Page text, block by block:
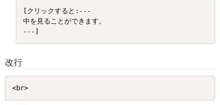
[クリックすると:---
中を見ることができます。
改行